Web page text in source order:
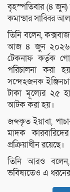
বৃহস্পতিবার (৪ জুন)
কমান্ডার সাব্বির
তিনি বলেন,
আজ ৪ জুন ২০২৬
টেকনাফ কর্তৃক
পরিচালনা করা
সন্দেহজনক
টাকা মূল্যের ২৫
আটক করা হয়।
জব্দকৃত ইয়াবা,
মাদক
প্রক্রিয়াধীন রয়েছে।
তিনি আরও বলেন,
ভবিষ্যতেও এ